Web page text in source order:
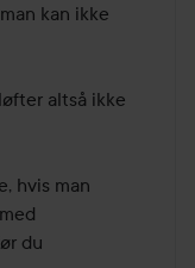
kan ikke
altså ikke
hvis man
du